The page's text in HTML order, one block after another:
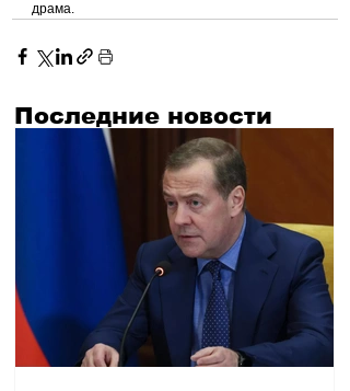
драма.
Последние новости